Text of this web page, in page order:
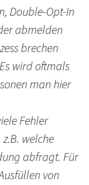
Double-Opt-In
abmelden
brechen
wird oftmals
man hier
Fehler
welche
abfragt. Für
von